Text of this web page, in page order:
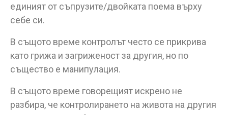
единият от съпрузите/двойката поема върху
себе си.
В същото време контролът често се прикрива
като грижа и загриженост за другия, но по
същество е манипулация.
В същото време говорещият искрено не
разбира, че контролирането на живота на другия